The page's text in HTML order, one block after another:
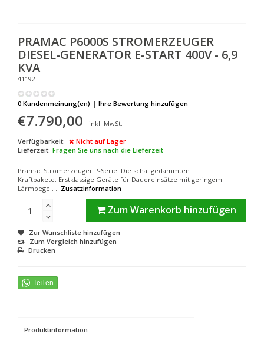
PRAMAC P6000S STROMERZEUGER
DIESEL-GENERATOR E-START 400V - 6,9
KVA
41192
0 Kundenmeinung(en) | Ihre Bewertung hinzufügen
€7.790,00
inkl. MwSt.
Verfügbarkeit:
Nicht auf Lager
Lieferzeit: Fragen Sie uns nach die Lieferzeit
Pramac Stromerzeuger P-Serie: Die schallgedämmten
Kraftpakete. Erstklassige Geräte für Dauereinsätze mit geringem
Lärmpegel. ...Zusatzinformation
Zum Warenkorb hinzufügen
Zur Wunschliste hinzufügen
Zum Vergleich hinzufügen
Drucken
Produktinformation